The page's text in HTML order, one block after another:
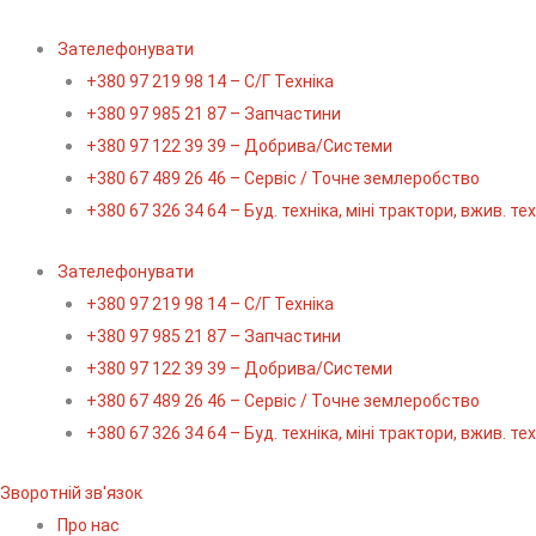
Зателефонувати
+380 97 219 98 14 – С/Г Техніка
+380 97 985 21 87 – Запчастини
+380 97 122 39 39 – Добрива/Cистеми
+380 67 489 26 46 – Сервіс / Точне землеробство
+380 67 326 34 64 – Буд. техніка, міні трактори, вжив.
Зателефонувати
+380 97 219 98 14 – С/Г Техніка
+380 97 985 21 87 – Запчастини
+380 97 122 39 39 – Добрива/Cистеми
+380 67 489 26 46 – Сервіс / Точне землеробство
+380 67 326 34 64 – Буд. техніка, міні трактори, вжив.
Зворотній зв'язок
Про нас